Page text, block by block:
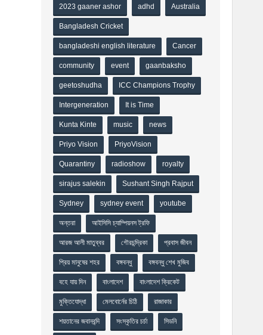
2023 gaaner ashor adhd Australia
Bangladesh Cricket
bangladeshi english literature Cancer
community event gaanbaksho
geetoshudha ICC Champions Trophy
Intergeneration It is Time
Kunta Kinte music news
Priyo Vision PriyoVision
Quarantiny radioshow royalty
sirajus salekin Sushant Singh Rajput
Sydney sydney event youtube
অন্তরা আইসিসি চ্যাম্পিয়নস ট্রফি
আরজ আলী মাতুব্বর গৌরচন্দ্রিকা প্রবাস জীবন
প্রিয় মানুষের শহর বঙ্গবন্ধু বঙ্গবন্ধু শেখ মুজিব
বহে যায় দিন বাংলাদেশ বাংলাদেশ ক্রিকেট
মুক্তিযোদ্ধা মেলবোর্নের চিঠি রাজাকার
শয়তানের জবানবন্দি সংস্কৃতির চর্চা সিডনি